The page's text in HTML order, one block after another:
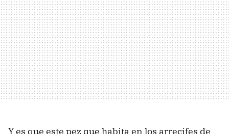
Y es que este pez que habita en los arrecifes de